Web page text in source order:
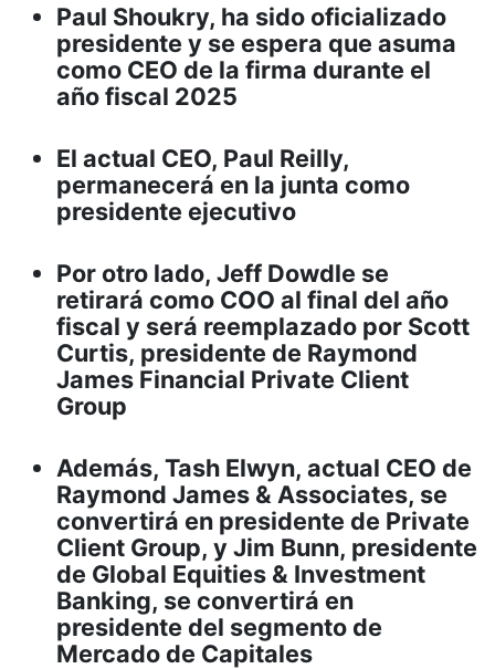
Paul Shoukry, ha sido oficializado
presidente y se espera que asuma
como CEO de la firma durante el
año fiscal 2025
El actual CEO, Paul Reilly,
permanecerá en la junta como
presidente ejecutivo
Por otro lado, Jeff Dowdle se
retirará como COO al final del año
fiscal y será reemplazado por Scott
Curtis, presidente de Raymond
James Financial Private Client
Group
Además, Tash Elwyn, actual CEO de
Raymond James & Associates, se
convertirá en presidente de Private
Client Group, y Jim Bunn, presidente
de Global Equities & Investment
Banking, se convertirá en
presidente del segmento de
Mercado de Capitales